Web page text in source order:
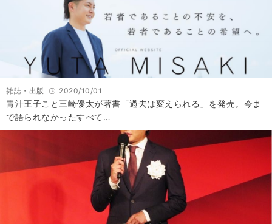
雑誌・出版 2020/10/01
青汁王子こと三崎優太が著書「過去は変えられる」を発売。今ま
で語られなかったすべて…